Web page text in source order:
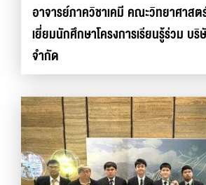
อาจารย์ภาควิชาเคมี คณะวิทยาศาส
เยี่ยมนักศึกษาโครงการเรียนรู้ร่วม บริ
จำกัด